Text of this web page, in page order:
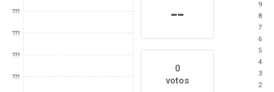
???
???
???
???
--
0
votos
9
8
7
6
5
4
3
2